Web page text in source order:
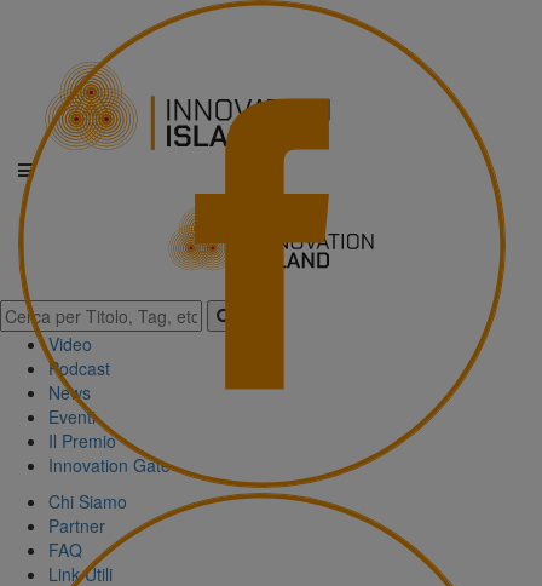
Video
Podcast
News
Eventi
Il Premio
Innovation Gate
Chi Siamo
Partner
FAQ
Link Utili